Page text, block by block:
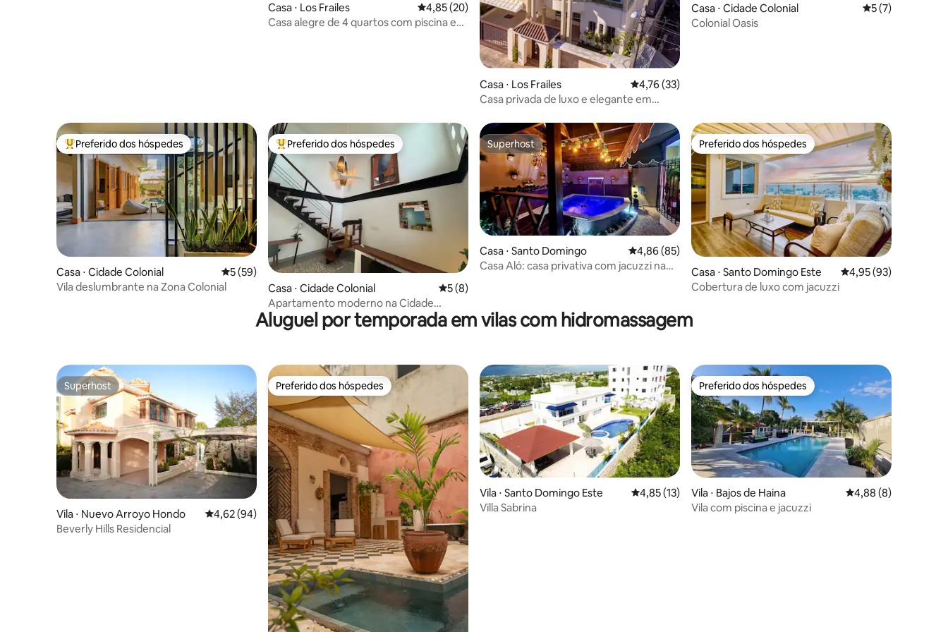
Casa ⋅ Los Frailes 4,85 de uma avaliação média de 5, 20 avaliações
4,85 (20)
Casa alegre de 4 quartos com piscina e
Casa ⋅ Los Frailes 4,76 de uma avaliação média de 5, 33 avaliações
4,76 (33)
Casa privada de luxo e elegante em
Casa ⋅ Cidade Colonial 5 de uma
5 (7)
Colonial Oasis
Entre os melhores preferidos dos hóspedes
Preferido dos hóspedes
Casa ⋅ Cidade Colonial 5 de uma avaliação média de 5, 59 avaliações
5 (59)
Vila deslumbrante na Zona Colonial
Entre os melhores preferidos dos hóspedes
Preferido dos hóspedes
Casa ⋅ Cidade Colonial 5 de uma avaliação média de 5, 8 avaliações
5 (8)
Apartamento moderno na Cidade
Colonial
Superhost
Superhost
Casa ⋅ Santo Domingo 4,86 de uma avaliação média de 5, 85 avaliações
4,86 (85)
Casa Aló: casa privativa com jacuzzi na
Preferido dos hóspedes
Preferido dos hóspedes
Casa ⋅ Santo Domingo Este 4,95 de uma
4,95 (93)
Cobertura de luxo com jacuzzi
Aluguel por temporada em vilas com hidromassagem
Superhost
Superhost
Vila ⋅ Nuevo Arroyo Hondo 4,62 de uma avaliação média de 5, 94 avaliações
4,62 (94)
Beverly Hills Residencial
Preferido dos hóspedes
Preferido dos hóspedes
Vila ⋅ Santo Domingo Este 4,85 de uma avaliação média de 5, 13 avaliações
4,85 (13)
Villa Sabrina
Preferido dos hóspedes
Preferido dos hóspedes
Vila ⋅ Bajos de Haina 4,88 de uma
4,88 (8)
Vila com piscina e jacuzzi